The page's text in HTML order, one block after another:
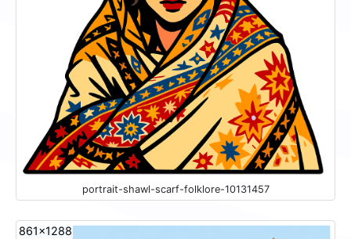
portrait-shawl-scarf-folklore-10131457
861x1288